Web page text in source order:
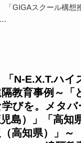
「GIGAスクール構想
「N-E.X.T.ハイ
教育事例～「
びを。メタバ
島）」「高知
高知県）」～